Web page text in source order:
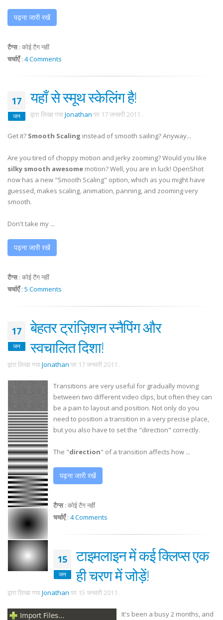
पढ़ना जारी रखें
टैग्स: कोई टैग नहीं
चर्चाएँ: 4 Comments
17
जन
यहाँ से स्मूथ स्केलिंग है!
द्वारा लिखा गयाJonathan पर 17 जनवरी 2011 .
Get it? Smooth Scaling instead of smooth sailing? Anyway...
Are you tired of choppy motion and jerky zooming? Would you like
silky smooth awesome motion? Well, you are in luck! OpenShot
now has a new "Smooth Scaling" option, which as you might have
guessed, makes scaling, animation, panning, and zooming very
smooth.
Don't take my ...
पढ़ना जारी रखें
टैग्स: कोई टैग नहीं
चर्चाएँ: 5 Comments
17
जन
बेहतर ट्रांज़िशन स्नैपिंग और
स्वचालित दिशा!
द्वारा लिखा गयाJonathan पर 17 जनवरी 2011 .
Transitions are very useful for gradually moving
between two different video clips, but often they can
be a pain to layout and position. Not only do you
need to position a transition in a very precise place,
but you also have to set the "direction" correctly.
The "direction" of a transition affects how ...
पढ़ना जारी रखें
टैग्स: कोई टैग नहीं
चर्चाएँ: 4 Comments
15
जन
टाइमलाइन में कई क्लिप्स एक
ही चरण में जोड़ें!
द्वारा लिखा गयाJonathan पर 15 जनवरी 2011 .
It's been a busy 2 months, and